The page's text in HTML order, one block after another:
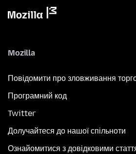
Mozilla
Повідомити про зловживання
Програмний код
Twitter
Долучайтеся до нашої спільноти
Ознайомитися з довідковими